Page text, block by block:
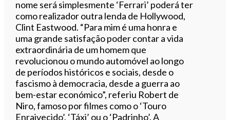
nome será simplesmente ‘Ferrari’ poderá ter
como realizador outra lenda de Hollywood,
Clint Eastwood. “Para mim é uma honra e
uma grande satisfação poder contar a vida
extraordinária de um homem que
revolucionou o mundo automóvel ao longo
de períodos históricos e sociais, desde o
fascismo à democracia, desde a guerra ao
bem-estar económico”, referiu Robert de
Niro, famoso por filmes como o ‘Touro
Enraivecido’, ‘Táxi’ ou o ‘Padrinho’. A